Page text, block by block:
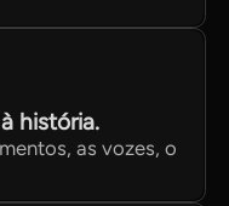
história.
as vozes, o